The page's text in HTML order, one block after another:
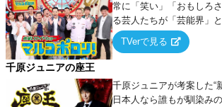
常に「笑い」「おもしろ
る芸人たちが「芸能界」
出でて、新たなオモシロ
TVerで見る
千原ジュニアの座王
千原ジュニアが考案した“
日本人なら誰もが馴染み